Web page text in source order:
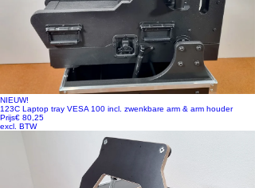
NIEUW!
123C Laptop tray VESA 100 incl. zwenkbare arm & arm houder
Prijs€ 80,25
excl. BTW